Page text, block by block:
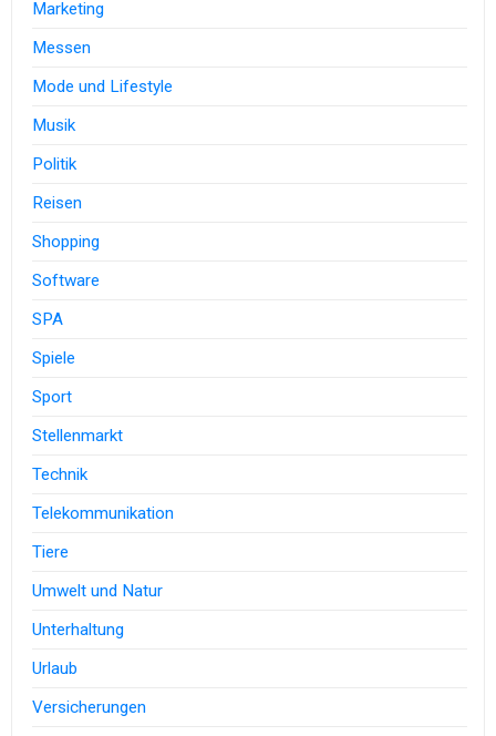
Marketing
Messen
Mode und Lifestyle
Musik
Politik
Reisen
Shopping
Software
SPA
Spiele
Sport
Stellenmarkt
Technik
Telekommunikation
Tiere
Umwelt und Natur
Unterhaltung
Urlaub
Versicherungen